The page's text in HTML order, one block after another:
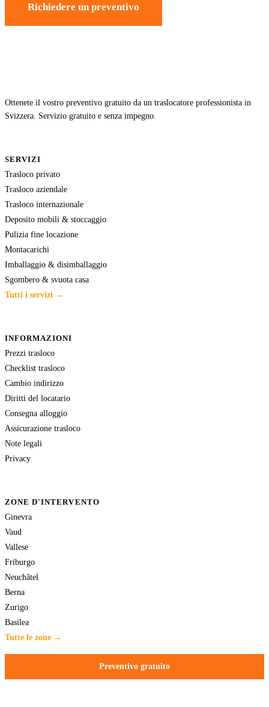
Richiedere un preventivo
Ottenete il vostro preventivo gratuito da un traslocatore professionista in
Svizzera. Servizio gratuito e senza impegno.
SERVIZI
Trasloco privato
Trasloco aziendale
Trasloco internazionale
Deposito mobili & stoccaggio
Pulizia fine locazione
Montacarichi
Imballaggio & disimballaggio
Sgombero & svuota casa
Tutti i servizi →
INFORMAZIONI
Prezzi trasloco
Checklist trasloco
Cambio indirizzo
Diritti del locatario
Consegna alloggio
Assicurazione trasloco
Note legali
Privacy
ZONE D'INTERVENTO
Ginevra
Vaud
Vallese
Friburgo
Neuchâtel
Berna
Zurigo
Basilea
Tutte le zone →
Preventivo gratuito